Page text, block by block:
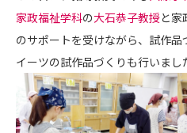
家政福祉学科の大石恭子教授と家
のサポートを受けながら、試作
イーツの試作品づくりも行いまし